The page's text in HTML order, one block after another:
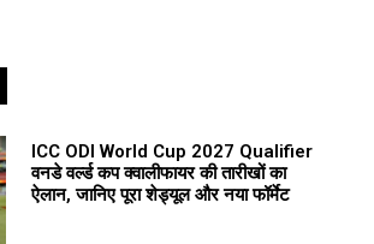
ICC ODI World Cup 2027 Qualifier
वनडे वर्ल्ड कप क्वालीफायर की तारीखों का
ऐलान, जानिए पूरा शेड्यूल और नया फॉर्मेट